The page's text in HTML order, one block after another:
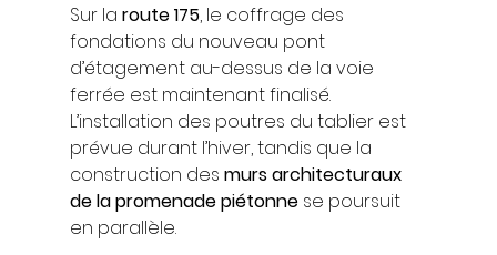
Sur la route 175, le coffrage des
fondations du nouveau pont
d’étagement au-dessus de la voie
ferrée est maintenant finalisé.
L’installation des poutres du tablier est
prévue durant l’hiver, tandis que la
construction des murs architecturaux
de la promenade piétonne se poursuit
en parallèle.